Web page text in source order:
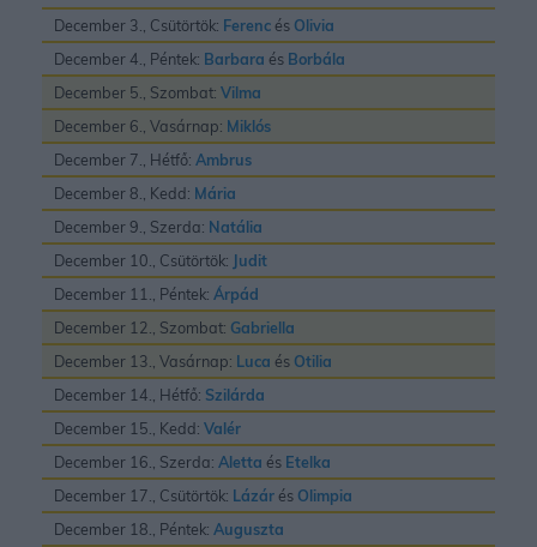
December 3., Csütörtök: Ferenc és Olivia
December 4., Péntek: Barbara és Borbála
December 5., Szombat: Vilma
December 6., Vasárnap: Miklós
December 7., Hétfő: Ambrus
December 8., Kedd: Mária
December 9., Szerda: Natália
December 10., Csütörtök: Judit
December 11., Péntek: Árpád
December 12., Szombat: Gabriella
December 13., Vasárnap: Luca és Otilia
December 14., Hétfő: Szilárda
December 15., Kedd: Valér
December 16., Szerda: Aletta és Etelka
December 17., Csütörtök: Lázár és Olimpia
December 18., Péntek: Auguszta